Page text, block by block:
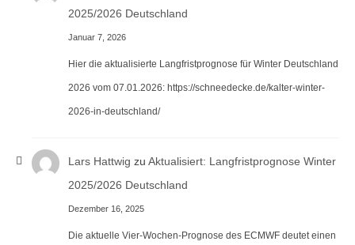
2025/2026 Deutschland
Januar 7, 2026
Hier die aktualisierte Langfristprognose für Winter Deutschland
2026 vom 07.01.2026: https://schneedecke.de/kalter-winter-
2026-in-deutschland/
Lars Hattwig zu Aktualisiert: Langfristprognose Winter
2025/2026 Deutschland
Dezember 16, 2025
Die aktuelle Vier-Wochen-Prognose des ECMWF deutet einen